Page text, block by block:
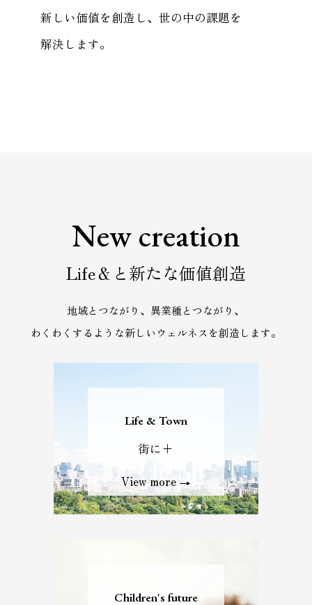
新しい価値を創造し、世の中の課題を
解決します。
New creation
Life＆と新たな価値創造
地域とつながり、異業種とつながり、
わくわくするような新しいウェルネスを創造します。
Life & Town
街に+
View more
Children's future